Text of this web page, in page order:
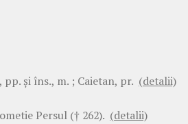
pp. şi îns., m. ; Caietan, pr. (detalii)
Persul († 262). (detalii)